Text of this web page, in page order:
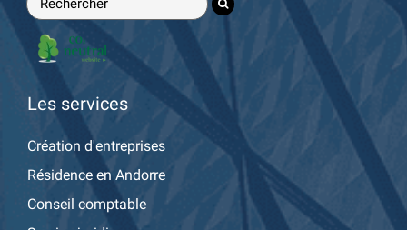
Les services
Création d'entreprises
Résidence en Andorre
Conseil comptable